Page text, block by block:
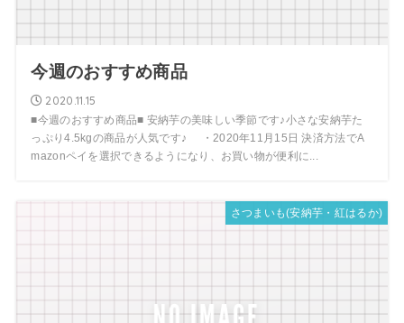
今週のおすすめ商品
2020.11.15
■今週のおすすめ商品■ 安納芋の美味しい季節です♪小さな安納芋た
っぷり4.5kgの商品が人気です♪ ・2020年11月15日 決済方法でA
mazonペイを選択できるようになり、お買い物が便利に...
さつまいも(安納芋・紅はるか)